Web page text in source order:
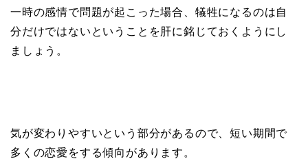
一時の感情で問題が起こった場合、犠牲になるのは自
分だけではないということを肝に銘じておくようにし
ましょう。
気が変わりやすいという部分があるので、短い期間で
多くの恋愛をする傾向があります。